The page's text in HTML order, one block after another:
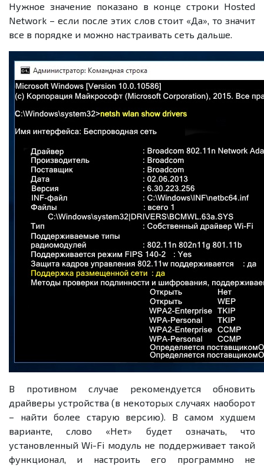
Нужное значение показано в конце строки Hosted
Network – если после этих слов стоит «Да», то значит
все в порядке и можно настраивать сеть дальше.
В противном случае рекомендуется обновить
драйверы устройства (в некоторых случаях наоборот
– найти более старую версию). В самом худшем
варианте, слово «Нет» будет означать, что
установленный Wi-Fi модуль не поддерживает такой
функционал, и настроить его программно не